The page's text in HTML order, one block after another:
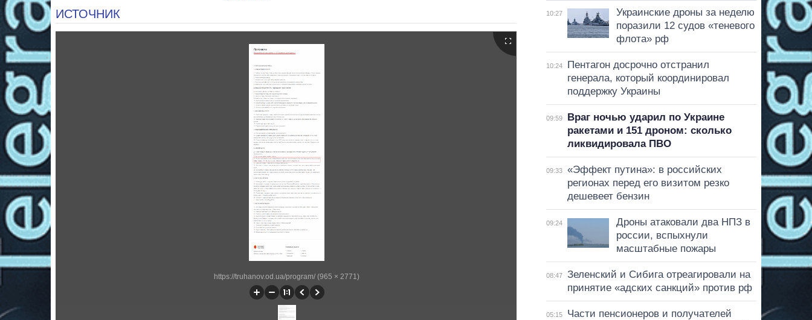
ИСТОЧНИК
https://truhanov.od.ua/program/ (965 × 2771)
10:27
Украинские дроны за неделю
поразили 12 судов «теневого
флота» рф
10:24
Пентагон досрочно отстранил
генерала, который координировал
поддержку Украины
09:59
Враг ночью ударил по Украине
ракетами и 151 дроном: сколько
ликвидировала ПВО
09:33
«Эффект путина»: в российских
регионах перед его визитом резко
дешевеет бензин
09:24
Дроны атаковали два НПЗ в
россии, вспыхнули
масштабные пожары
08:47
Зеленский и Сибига отреагировали на
принятие «адских санкций» против рф
05:15
Части пенсионеров и получателей